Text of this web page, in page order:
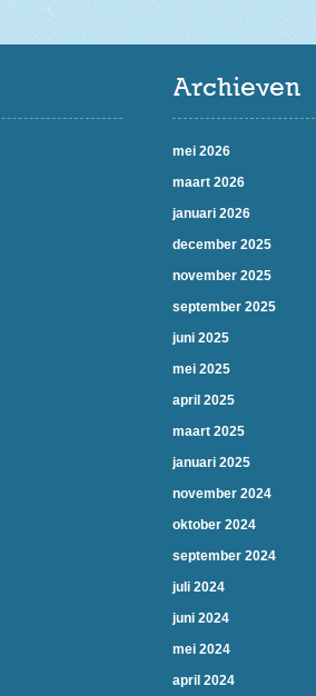
Archieven
mei 2026
maart 2026
januari 2026
december 2025
november 2025
september 2025
juni 2025
mei 2025
april 2025
maart 2025
januari 2025
november 2024
oktober 2024
september 2024
juli 2024
juni 2024
mei 2024
april 2024